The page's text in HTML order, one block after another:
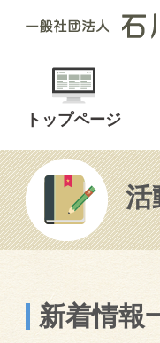
トップページ
活
新着情報